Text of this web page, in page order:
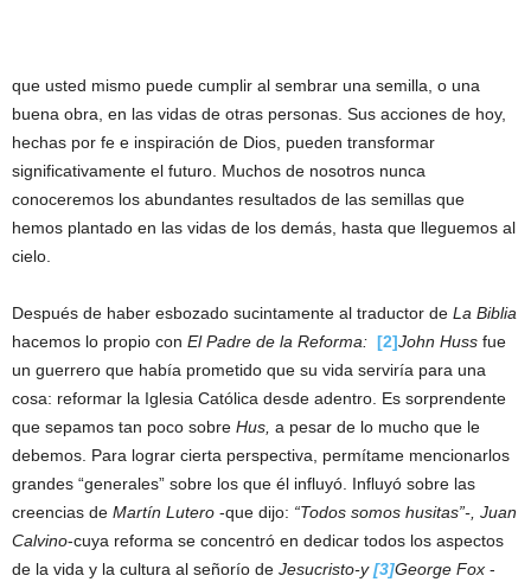
que usted mismo puede cumplir al sembrar una semilla, o una
buena obra, en las vidas de otras personas. Sus acciones de hoy,
hechas por fe e inspiración de Dios, pueden transformar
significativamente el futuro. Muchos de nosotros nunca
conoceremos los abundantes resultados de las semillas que
hemos plantado en las vidas de los demás, hasta que lleguemos al
cielo.
Después de haber esbozado sucintamente al traductor de La Biblia
hacemos lo propio con El Padre de la Reforma: [2]John Huss fue
un guerrero que había prometido que su vida serviría para una
cosa: reformar la Iglesia Católica desde adentro. Es sorprendente
que sepamos tan poco sobre Hus, a pesar de lo mucho que le
debemos. Para lograr cierta perspectiva, permítame mencionarlos
grandes “generales” sobre los que él influyó. Influyó sobre las
creencias de Martín Lutero -que dijo: “Todos somos husitas”-, Juan
Calvino-cuya reforma se concentró en dedicar todos los aspectos
de la vida y la cultura al señorío de Jesucristo-y[3]George Fox -